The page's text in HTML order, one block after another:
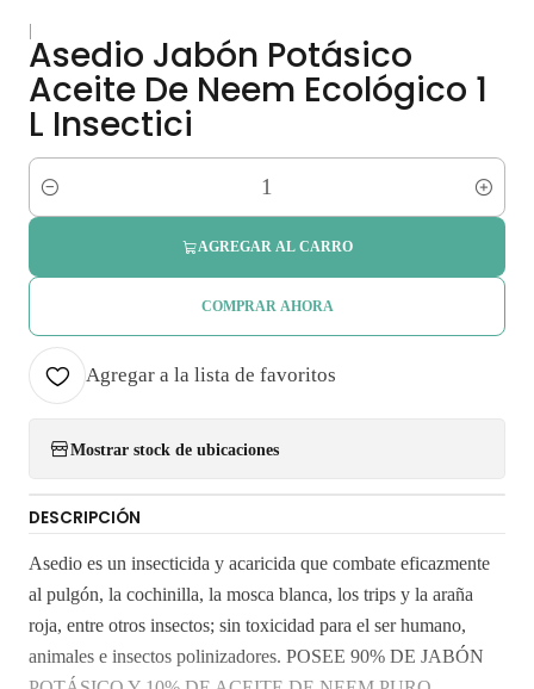
Asedio Jabón Potásico
Aceite De Neem Ecológico 1
L Insectici
Cantidad
AGREGAR AL CARRO
COMPRAR AHORA
Agregar a la lista de favoritos
Mostrar stock de ubicaciones
DESCRIPCIÓN
Asedio es un insecticida y acaricida que combate eficazmente
al pulgón, la cochinilla, la mosca blanca, los trips y la araña
roja, entre otros insectos; sin toxicidad para el ser humano,
animales e insectos polinizadores. POSEE 90% DE JABÓN